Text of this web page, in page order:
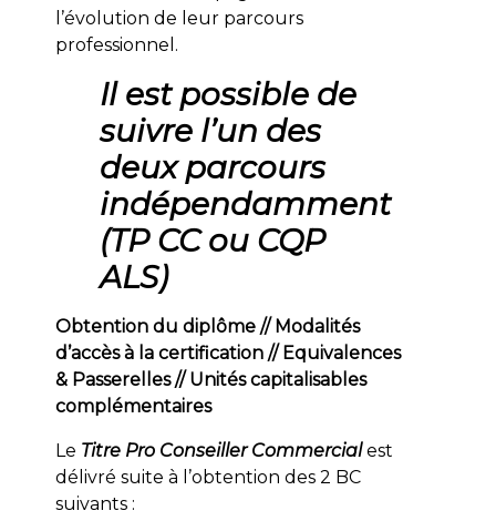
l’évolution de leur parcours
professionnel.
Il est possible de
suivre l’un des
deux parcours
indépendamment
(TP CC ou CQP
ALS)
Obtention du diplôme // Modalités
d’accès à la certification // Equivalences
& Passerelles // Unités capitalisables
complémentaires
Le Titre Pro Conseiller Commercialest
délivré suite à l’obtention des 2 BC
suivants :